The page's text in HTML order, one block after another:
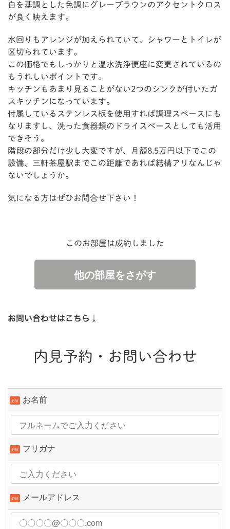
白を基調とした色調にグレーブラウンのアクセントクロス
が良く映えます。
水回りもアレンジが加えられていて、シャワーとトイレが
区切られています。
この価格でもしっかりと温水洗浄便座に変更されているの
もうれしいポイントです。
キッチンもあまり見ることがない2つのシンクが付いたガ
スキッチンになっています。
付属しているステンレス板を使用すれば調理スペースにも
なりますし、洗った食器類のドライスペースとしても活用
できそう。
階段の部分だけ少し大変ですが、月額8.5万円以下でこの
設備、三軒茶屋駅までこの距離であれば結構アリなんじゃ
ないでしょうか。
気になる方はぜひお問合せ下さい！
このお部屋は成約しました
他の部屋をさがす
お問い合わせはこちら↓
内見予約・お問い合わせ
必須 お名前
必須 フリガナ
必須 メールアドレス